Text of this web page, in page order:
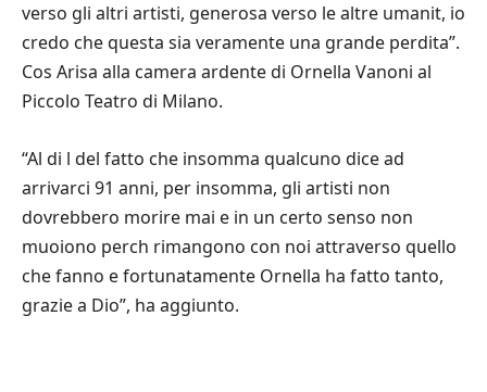
verso gli altri artisti, generosa verso le altre umanit, io
credo che questa sia veramente una grande perdita”.
Cos Arisa alla camera ardente di Ornella Vanoni al
Piccolo Teatro di Milano.
“Al di l del fatto che insomma qualcuno dice ad
arrivarci 91 anni, per insomma, gli artisti non
dovrebbero morire mai e in un certo senso non
muoiono perch rimangono con noi attraverso quello
che fanno e fortunatamente Ornella ha fatto tanto,
grazie a Dio”, ha aggiunto.